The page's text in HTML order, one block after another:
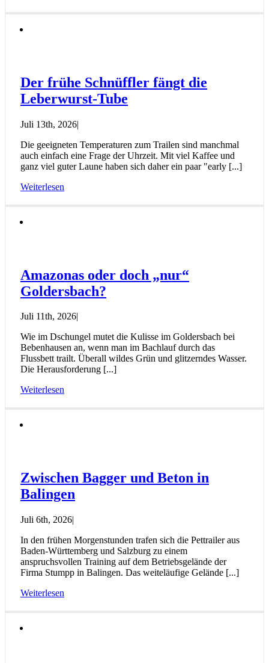
Der frühe Schnüffler fängt die
Leberwurst-Tube
Juli 13th, 2026|
Die geeigneten Temperaturen zum Trailen sind manchmal
auch einfach eine Frage der Uhrzeit. Mit viel Kaffee und
ganz viel guter Laune haben sich daher ein paar "early [...]
Weiterlesen
Amazonas oder doch „nur“
Goldersbach?
Juli 11th, 2026
Wie im Dschungel mutet die Kulisse im Goldersbach bei
Bebenhausen an, wenn man im Bachlauf durch das
Flussbett trailt. Überall wildes Grün und glitzerndes Wasser.
Die Herausforderung [...]
Weiterlesen
Zwischen Bagger und Beton in
Balingen
Juli 6th, 2026|
In den frühen Morgenstunden trafen sich die Pettrailer aus
Baden-Württemberg und Salzburg zu einem
anspruchsvollen Training auf dem Betriebsgelände der
Firma Stumpp in Balingen. Das weiteläufige Gelände [...]
Weiterlesen